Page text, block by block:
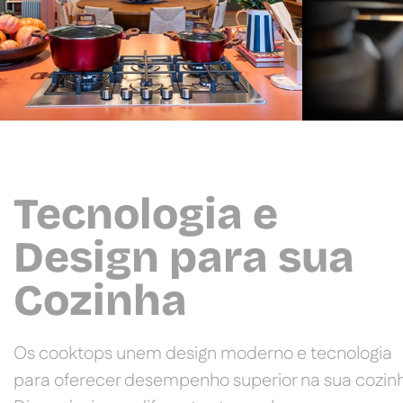
Tecnologia e
Design para sua
Cozinha
Os cooktops unem design moderno e tecnologia
para oferecer desempenho superior na sua